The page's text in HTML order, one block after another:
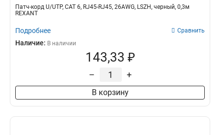
Патч-корд U/UTP, CAT 6, RJ45-RJ45, 26AWG, LSZH, черный, 0,3м
REXANT
Подробнее Сравнить
Наличие: В наличии
143,33 ₽
– +
В корзину